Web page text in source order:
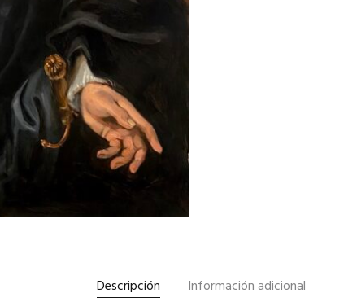
Descripción Información adicional